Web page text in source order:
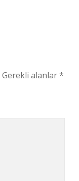
Gerekli alanlar*